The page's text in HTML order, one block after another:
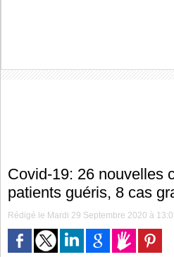
Covid-19: 26 nouvelles
patients guéris, 8 cas
Rédigé le Mardi 29 Septembre 2020 à